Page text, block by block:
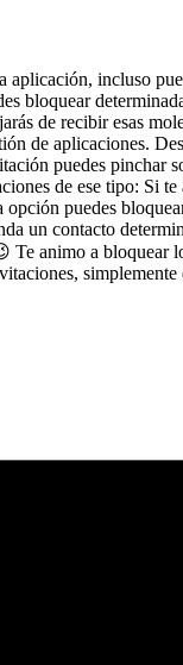
incluso
bloquear
de recibir esas
de aplicaciones.
puedes pinchar
de ese tipo: Si
puedes
un contacto
animo a bloquear